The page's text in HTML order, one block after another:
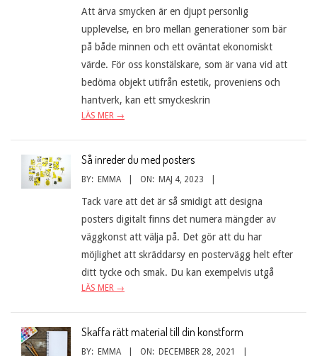
Att ärva smycken är en djupt personlig
upplevelse, en bro mellan generationer som bär
på både minnen och ett oväntat ekonomiskt
värde. För oss konstälskare, som är vana vid att
bedöma objekt utifrån estetik, proveniens och
hantverk, kan ett smyckeskrin
LÄS MER →
Så inreder du med posters
BY: EMMA ON: MAJ 4, 2023
Tack vare att det är så smidigt att designa
posters digitalt finns det numera mängder av
väggkonst att välja på. Det gör att du har
möjlighet att skräddarsy en postervägg helt efter
ditt tycke och smak. Du kan exempelvis utgå
LÄS MER →
Skaffa rätt material till din konstform
BY: EMMA ON: DECEMBER 28, 2021